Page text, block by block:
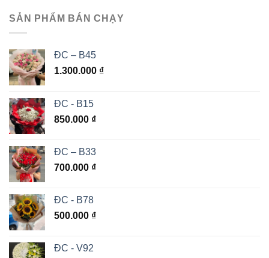
SẢN PHẨM BÁN CHẠY
ĐC – B45
1.300.000 ₫
ĐC - B15
850.000 ₫
ĐC – B33
700.000 ₫
ĐC - B78
500.000 ₫
ĐC - V92